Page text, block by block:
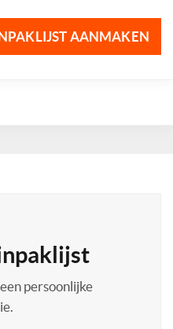
AANMAKEN
persoonlijke